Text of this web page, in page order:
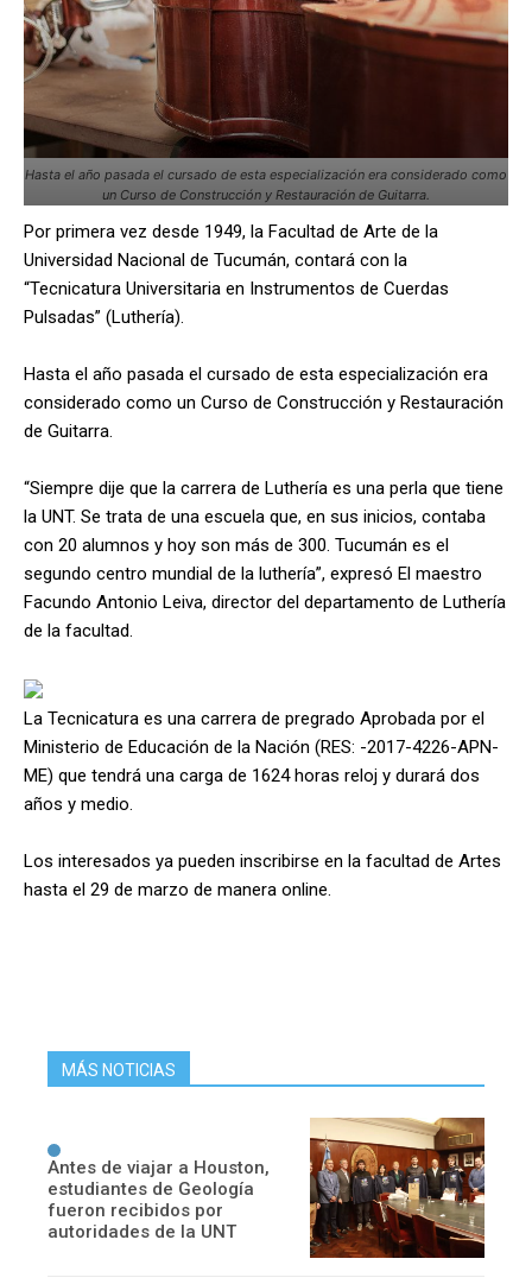
Hasta el año pasada el cursado de esta especialización era considerado como
un Curso de Construcción y Restauración de Guitarra.
Por primera vez desde 1949, la Facultad de Arte de la
Universidad Nacional de Tucumán, contará con la
“Tecnicatura Universitaria en Instrumentos de Cuerdas
Pulsadas” (Luthería).
Hasta el año pasada el cursado de esta especialización era
considerado como un Curso de Construcción y Restauración
de Guitarra.
“Siempre dije que la carrera de Luthería es una perla que tiene
la UNT. Se trata de una escuela que, en sus inicios, contaba
con 20 alumnos y hoy son más de 300. Tucumán es el
segundo centro mundial de la luthería”, expresó El maestro
Facundo Antonio Leiva, director del departamento de Luthería
de la facultad.
La Tecnicatura es una carrera de pregrado Aprobada por el
Ministerio de Educación de la Nación (RES: -2017-4226-APN-
ME) que tendrá una carga de 1624 horas reloj y durará dos
años y medio.
Los interesados ya pueden inscribirse en la facultad de Artes
hasta el 29 de marzo de manera online.
MÁS NOTICIAS
Antes de viajar a Houston,
estudiantes de Geología
fueron recibidos por
autoridades de la UNT